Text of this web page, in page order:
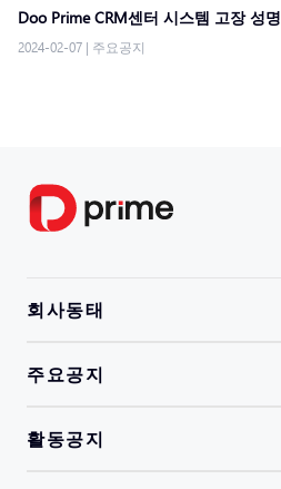
Doo Prime CRM센터 시스템 고장 성명
2024-02-07 | 주요공지
회사동태
주요공지
활동공지